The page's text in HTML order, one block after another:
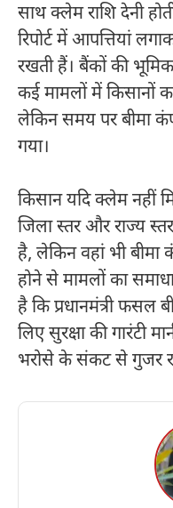
साथ क्लेम राशि देनी
रिपोर्ट में आपत्तियां
रखती हैं। बैंकों की
कई मामलों में किसानों
लेकिन समय पर बीमा
गया।
किसान यदि क्लेम नहीं
जिला स्तर और राज्य
है, लेकिन वहां भी बीमा
होने से मामलों का
है कि प्रधानमंत्री फसल
लिए सुरक्षा की गारंटी
भरोसे के संकट से गुजर